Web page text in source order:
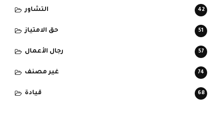
التشاور 42
حق الامتياز 51
رجال الأعمال 57
غير مصنف 74
قيادة 68